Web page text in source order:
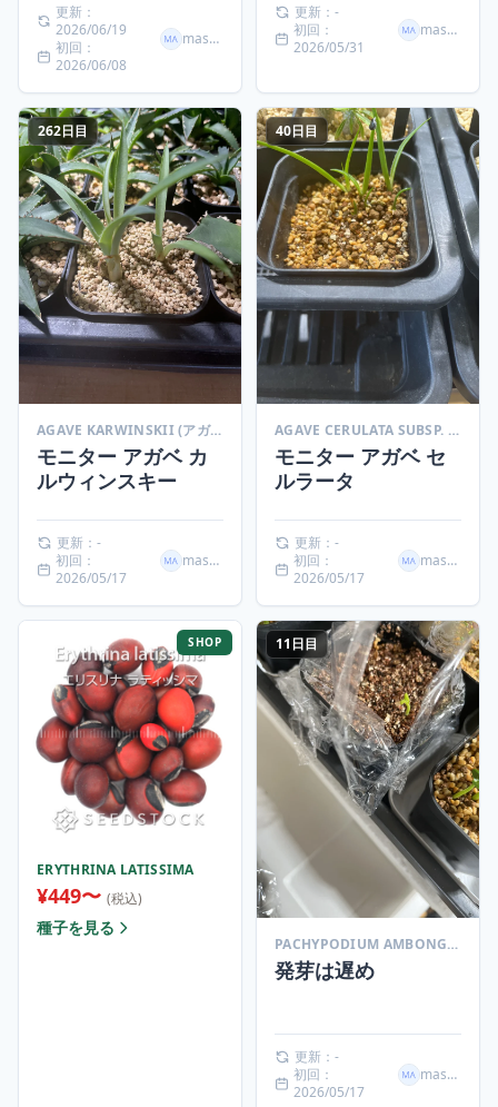
更新：
2026/06/19
初回：
2026/06/08
masaki
更新：-
初回：
2026/05/31
masaki
262日目
AGAVE KARWINSKII (アガベ カルウィンスキー)
モニター アガベ カ
ルウィンスキー
更新：-
初回：
2026/05/17
masaki
40日目
AGAVE CERULATA SUBSP. CERULATA (アガベ セルラータ)
モニター アガベ セ
ルラータ
更新：-
初回：
2026/05/17
masaki
SHOP
ERYTHRINA LATISSIMA
¥449〜 (税込)
種子を見る
11日目
PACHYPODIUM AMBONGENSE (パキポディウム アンボンゲンセ)
発芽は遅め
更新：-
初回：
2026/05/17
masaki